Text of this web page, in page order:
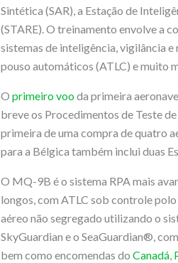
Sintética (SAR), a Estação de
(STARE). O treinamento envolve a
sistemas de inteligência, vigilância
pouso automáticos (ATLC) e muito
O primeiro vooda primeira
breve os Procedimentos de Teste
primeira de uma compra de quatro
para a Bélgica também inclui duas
O MQ-9B é o sistema RPA mais
longos, com ATLC sob controle
aéreo não segregado utilizando o
SkyGuardian e o SeaGuardian®,
bem como encomendas do Canadá,